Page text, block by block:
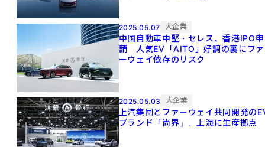
2025.05.07 大企業
中国自動車中堅・セレス、香港IPO申
請 人気EV「AITO」好調の裏にファ
ーウェイ依存のリスク
2025.05.03 大企業
上汽集団とファーウェイ共同開発の
ブランド「尚界」、上海に生産拠点